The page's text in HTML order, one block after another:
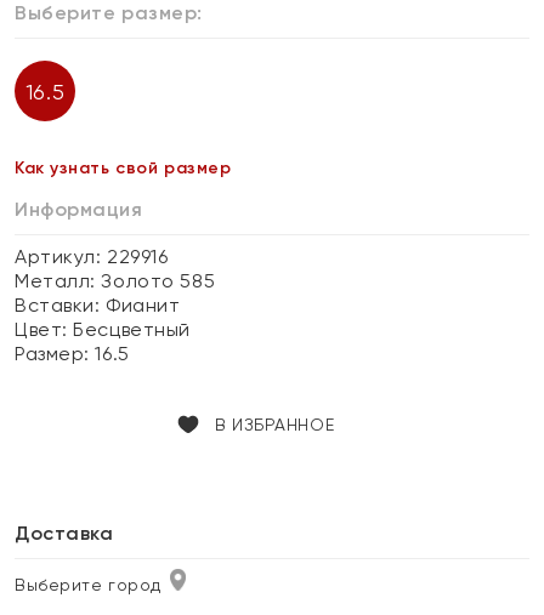
Выберите размер:
16.5
Как узнать свой размер
Информация
Артикул: 229916
Металл:Золото 585
Вставки: Фианит
Цвет:Бесцветный
Размер:16.5
В ИЗБРАННОЕ
Доставка
Выберите город